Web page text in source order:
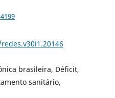
brasileira, Déficit,
sanitário,